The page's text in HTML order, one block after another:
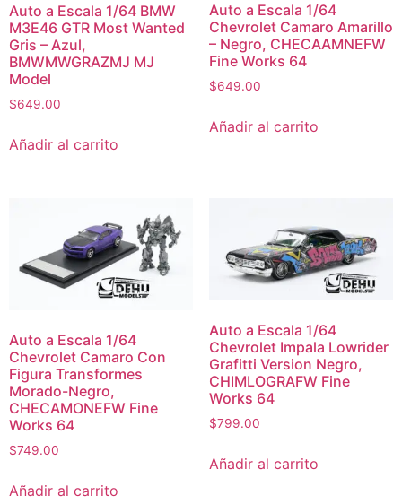
Auto a Escala 1/64 BMW
M3E46 GTR Most Wanted
Gris – Azul,
BMWMWGRAZMJ MJ
Model
$649.00
Añadir al carrito
Auto a Escala 1/64
Chevrolet Camaro Amarillo
– Negro, CHECAAMNEFW
Fine Works 64
$649.00
Añadir al carrito
Auto a Escala 1/64
Chevrolet Camaro Con
Figura Transformes
Morado-Negro,
CHECAMONEFW Fine
Works 64
$749.00
Añadir al carrito
Auto a Escala 1/64
Chevrolet Impala Lowrider
Grafitti Version Negro,
CHIMLOGRAFW Fine
Works 64
$799.00
Añadir al carrito